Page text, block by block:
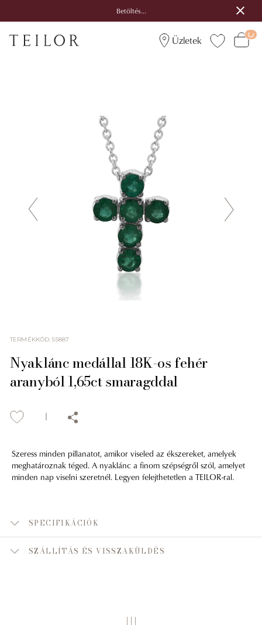
Betöltés...
Üzletek
TERMÉKKÓD:55887
Nyaklánc medállal 18K-os fehér
aranyból 1,65ct smaragddal
Szeress minden pillanatot, amikor viseled az ékszereket, amelyek
meghatároznak téged. A nyaklánc a finom szépségről szól, amelyet
minden nap viselni szeretnél. Legyen felejthetetlen a TEILOR-ral.
SPECIFIKÁCIÓK
SZÁLLÍTÁS ÉS VISSZAKÜLDÉS